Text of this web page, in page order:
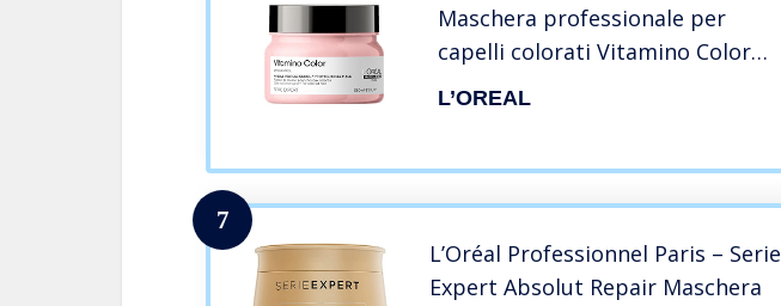
Maschera professionale per
capelli colorati Vitamino Color
Serie Expert, Formula idratante
L’OREAL
7
L’Oréal Professionnel Paris – Serie
Expert Absolut Repair Maschera